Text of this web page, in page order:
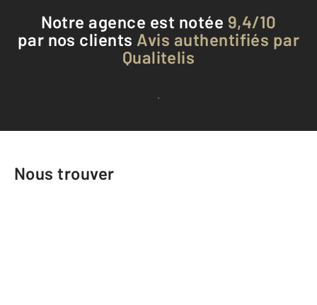
Notre agence est notée 9,4/10
par nos clients Avis authentifiés par
Qualitelis
Voir tous les avis clients
Nous trouver